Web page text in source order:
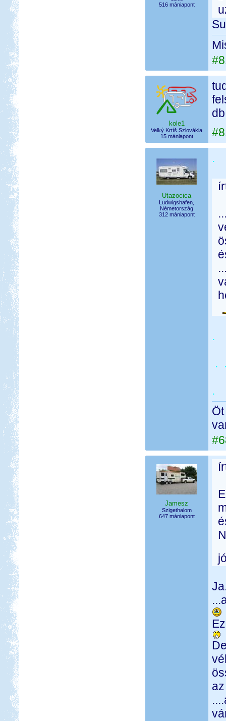
516 mániapont
kole1
Velký Krtíš Szlovákia
15 mániapont
Utazocica
Ludwigshafen,
Németország
312 mániapont
.
.
.
.
Jamesz
Szigethalom
647 mániapont